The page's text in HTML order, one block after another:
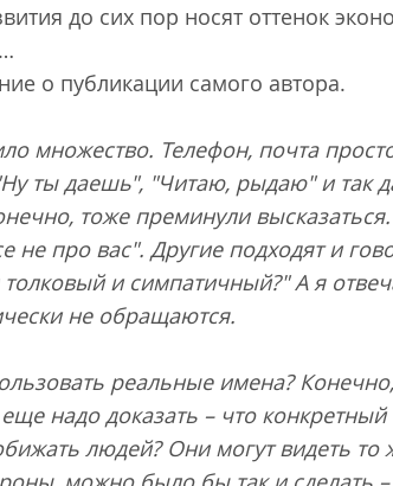
до сих пор носят оттенок
о публикации самого автора.
множество. Телефон, почта
ты даешь", "Читаю, рыдаю" и так
тоже преминули
не про вас". Другие подходят и
и симпатичный?" А я
не обращаются.
реальные имена?
надо доказать – что
людей? Они могут видеть